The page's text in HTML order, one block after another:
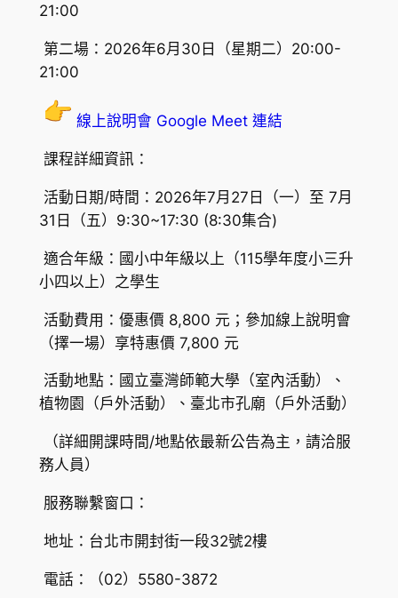
21:00
第二場：2026年6月30日（星期二）20:00-
21:00
線上說明會 Google Meet 連結
課程詳細資訊：
活動日期/時間：2026年7月27日（一）至 7月
31日（五）9:30~17:30 (8:30集合)
適合年級：國小中年級以上（115學年度小三升
小四以上）之學生
活動費用：優惠價 8,800 元；參加線上說明會
（擇一場）享特惠價 7,800 元
活動地點：國立臺灣師範大學（室內活動）、
植物園（戶外活動）、臺北市孔廟（戶外活動）
（詳細開課時間/地點依最新公告為主，請洽服
務人員）
服務聯繫窗口：
地址：台北市開封街一段32號2樓
電話：（02）5580-3872